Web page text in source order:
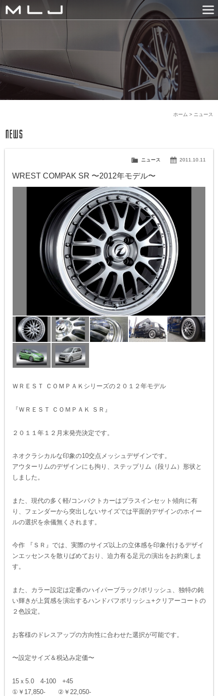
MLJ / Lexani(レクサーニ
PRODUCTS
GALLERY
SNS
NEWS
COMPANY
HISTORY
CONTACT US
LINK
ニュース
ホーム >
2011.10.11
ニュース
WREST COMPAK SR 〜2012年モデル〜
ＷＲＥＳＴ ＣＯＭＰＡＫシリーズの２０１２年モデル
『ＷＲＥＳＴ ＣＯＭＰＡＫ ＳＲ』
２０１１年１２月末発売決定です。
ネオクラシカルな印象の10交点メッシュデザインです。
アウターリムのデザインにも拘り、ステップリム（段リム）形状と
しました。
また、現代の多く軽/コンパクトカーはプラスインセット傾向に有
り、フェンダーから突出しないサイズでは平面的デザインのホイー
ルの選択を余儀無くされます。
今作 『ＳＲ』では、実際のサイズ以上の立体感を印象付けるデザイ
ンエッセンスを散りばめており、迫力有る足元の演出をお約束しま
す。
また、カラー設定は定番のハイパーブラック/ポリッシュ、独特の鈍
い輝きが上質感を演出するハンドバフポリッシュ+クリアーコートの
２色設定。
お客様のドレスアップの方向性に合わせた選択が可能です。
〜設定サイズ＆税込み定価〜
15ｘ5.0 4-100 +45
①￥17,850- ②￥22,050-